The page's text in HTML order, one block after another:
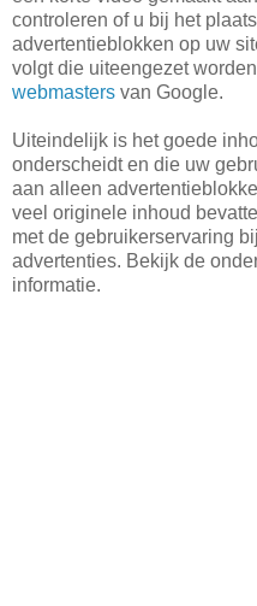
controleren of u bij het
advertentieblokken op uw
volgt die uiteengezet
webmasters van Google.
Uiteindelijk is het goede
onderscheidt en die uw
aan alleen
veel originele inhoud
met de gebruikerservaring
advertenties. Bekijk de
informatie.